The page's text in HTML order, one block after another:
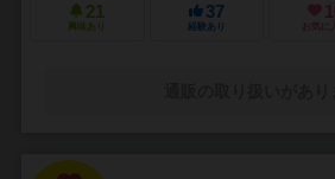
21
興味あり
37
経験あり お気に